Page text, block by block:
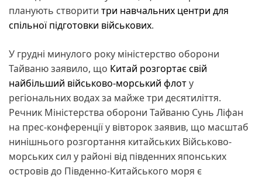
планують створити три навчальних центри для
спільної підготовки військових.
У грудні минулого року міністерство оборони
Тайваню заявило, що Китай розгортає свій
найбільший військово-морський флоту
регіональних водах за майже три десятиліття.
Речник Міністерства оборони Тайваню Сунь Ліфан
на прес-конференції у вівторок заявив, що масштаб
нинішнього розгортання китайських Військово-
морських сил у районі від південних японських
островів до Південно-Китайського моря є